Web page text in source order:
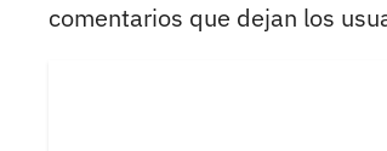
comentarios que dejan los